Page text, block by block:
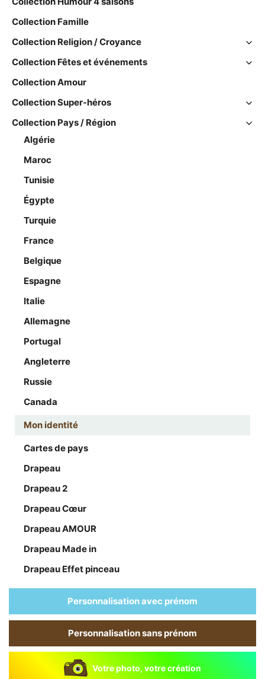
Collection Famille
Collection Religion / Croyance
Collection Fêtes et événements
Collection Amour
Collection Super-héros
Collection Pays / Région
Algérie
Maroc
Tunisie
Égypte
Turquie
France
Belgique
Espagne
Italie
Allemagne
Portugal
Angleterre
Russie
Canada
Mon identité
Cartes de pays
Drapeau
Drapeau 2
Drapeau Cœur
Drapeau AMOUR
Drapeau Made in
Drapeau Effet pinceau
Personnalisation avec prénom
Personnalisation sans prénom
Votre photo, votre création